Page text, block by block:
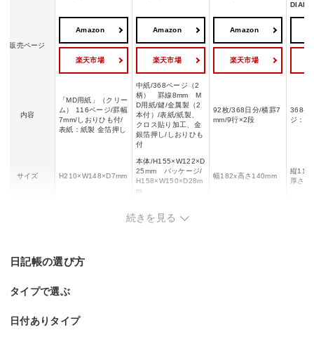
DIARY
販売ページ
Amazon
楽天市場
Amazon
楽天市場
Amazon
楽天市場
内容
「MD用紙」（クリー
ム） 116ページ/罫幅
7mm/しおりひも付/
表紙：紙製 金箔押し
中紙/368ページ（2
柄） 罫線8mm M
D用紙/鍵/金属製（2
本付）/表紙/紙製、
クロス貼り加工、金
銀箔押し/しおりひも
付
92枚/368日分/横罫7
mm/9行×2段
368ペ
ジ：
サイズ H210×W148×D7mm
本体/H155×W122×D
25mm パッケージ/
H158×W150×D28m
m
幅182x高さ140mm
縦
厚さ
貼り加工
続きを見る
日記帳の選び方
タイプで選ぶ
日付ありタイプ